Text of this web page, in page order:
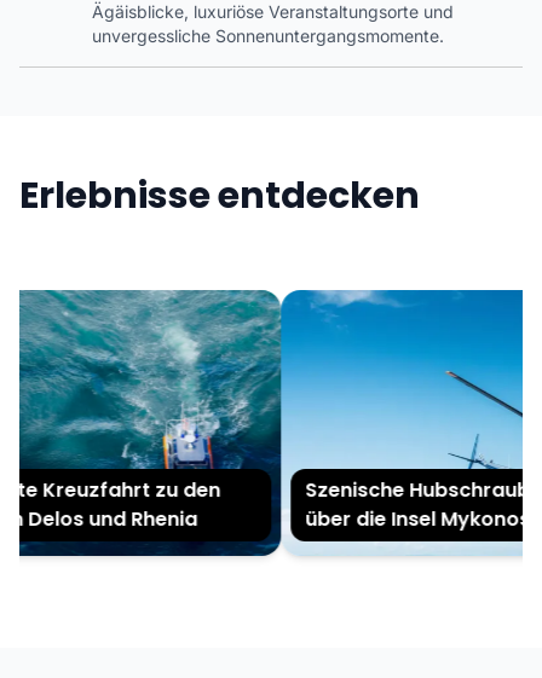
Ägäisblicke, luxuriöse Veranstaltungsorte und
unvergessliche Sonnenuntergangsmomente.
Erlebnisse entdecken
Kreuzfahrt zu den
Delos und Rhenia
Szenische
über die Insel Mykonos